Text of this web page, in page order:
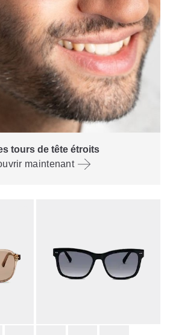
tours de tête étroits
maintenant